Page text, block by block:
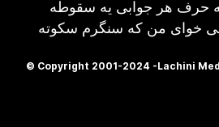
حرف هر جوابی یه سقوطه
خوای من که سنگرم سکوته
© Copyright 2001-2024 -Lachini